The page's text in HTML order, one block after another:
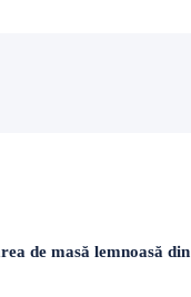
de masă lemnoasă